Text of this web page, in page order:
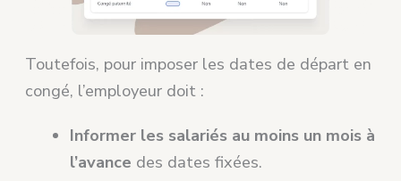
Toutefois, pour imposer les dates de départ en
congé, l’employeur doit :
Informer les salariés au moins un mois à
l’avance des dates fixées.